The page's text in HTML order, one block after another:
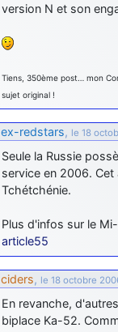
version N et son
Tiens, 350ème post… mon
sujet original !
ex-redstars, le 18
Seule la Russie
service en 2006.
Tchétchénie.
Plus d'infos sur le
article55
ciders, le 18 octobre
En revanche,
biplace Ka-52.